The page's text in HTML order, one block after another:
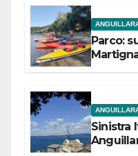
Parco:
Sinistra